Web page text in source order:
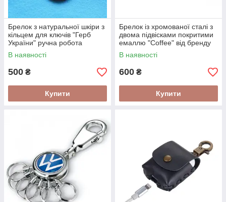
Брелок з натуральної шкіри з
кільцем для ключів "Герб
України" ручна робота
В наявності
500 ₴
Купити
Брелок із хромованої сталі з
двома підвісками покритими
емаллю "Coffee" від бренду
Troika
В наявності
600 ₴
Купити